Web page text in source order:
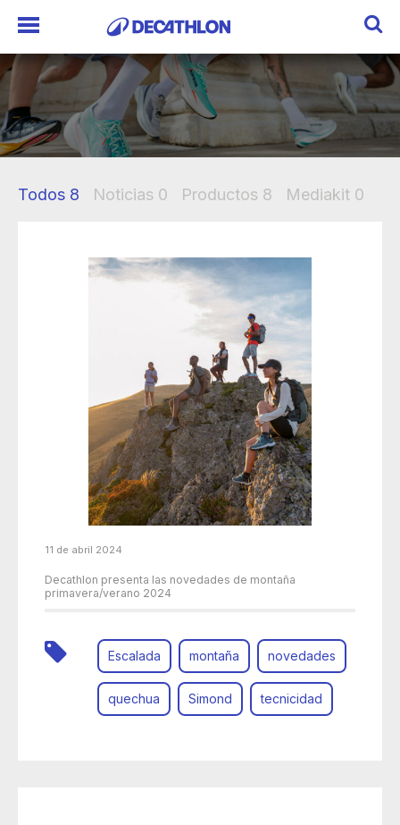
Todos 8 Noticias 0 Productos 8 Mediakit 0
11 de abril 2024
Decathlon presenta las novedades de montaña
primavera/verano 2024
Escalada montaña novedades
quechua Simond tecnicidad